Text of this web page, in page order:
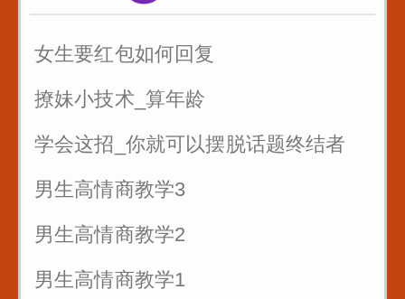
7句黄金口诀教你抓住客户的心
销售很厉害的一招反问
遇到只问不买的客户怎么聊
女生要红包如何回复
撩妹小技术_算年龄
学会这招_你就可以摆脱话题终结者
男生高情商教学3
男生高情商教学2
男生高情商教学1